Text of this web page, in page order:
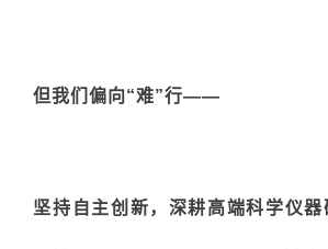
但我们偏向“难”行——
坚持自主创新，深耕高端科学仪器